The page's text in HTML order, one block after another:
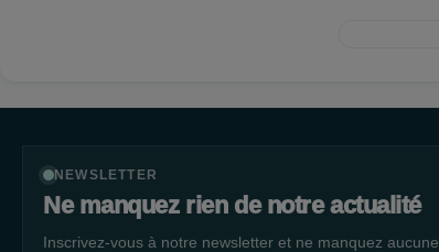
NEWSLETTER
Ne manquez rien de notre actualité
Inscrivez-vous à notre newsletter et ne manquez